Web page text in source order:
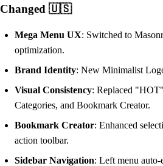
Changed 🇺🇸
Mega Menu UX: Switched to
optimization.
Brand Identity: New Minimalist
Visual Consistency: Replaced
Categories, and Bookmark Creator.
Bookmark Creator: Enhanced
action toolbar.
Sidebar Navigation: Left menu auto-